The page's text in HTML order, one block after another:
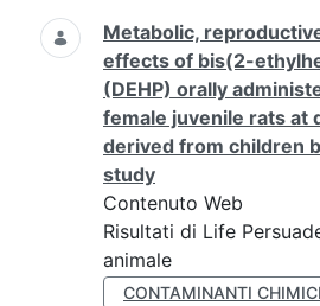
Ricerca
Metabolic,
effects of bis(2-
(DEHP) orally
female juvenile rats at
derived from children
study
Contenuto Web
Risultati di Life
animale
CONTAMINANTI CHIMICI